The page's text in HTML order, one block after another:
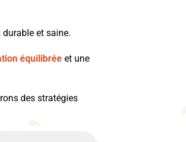
et saine.
équilibréeet une
des stratégies